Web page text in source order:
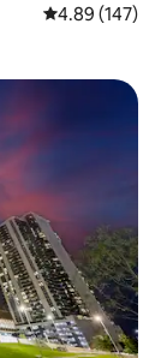
Calificación
4.89 (147)